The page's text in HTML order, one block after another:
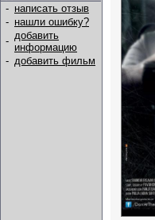
- написать отзыв
- нашли ошибку?
- добавить
информацию
- добавить фильм